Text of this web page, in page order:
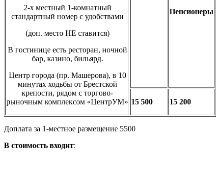
2-х местный 1-комнатный
стандартный номер с удобствами
(доп. место НЕ ставится)
В гостинице есть ресторан, ночной
бар, казино, бильярд.
Центр города (пр. Машерова), в 10
минутах ходьбы от Брестской
крепости, рядом с торгово-
рыночным комплексом «ЦентрУМ»
Пенсионеры
15 500 15 200
Доплата за 1-местное размещение 5500
В стоимость входит: